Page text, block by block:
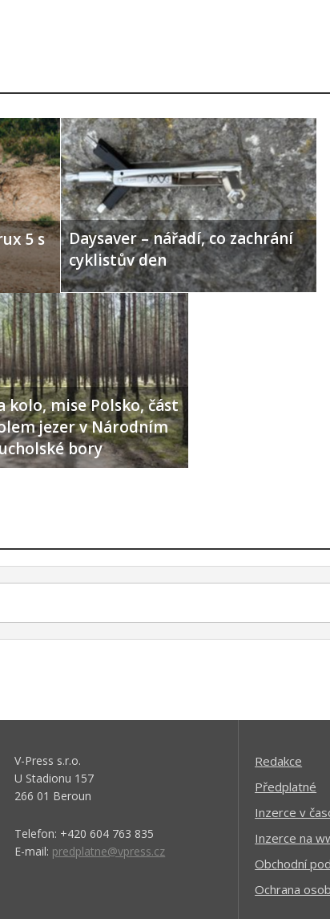
5 s
Daysaver – nářadí, co zachrání
cyklistův den
kolo, mise Polsko, část
jezer v Národním
bory
V-Press s.r.o.
U Stadionu 157
266 01 Beroun
Telefon: +420 604 763 835
E-mail: predplatne@vpress.cz
Redakce
Předplatné
Inzerce v
Inzerce na
Obchodní
Ochrana